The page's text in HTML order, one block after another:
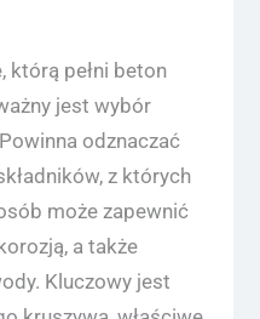
którą pełni beton
jest wybór
odznaczać
z których
może zapewnić
a także
Kluczowy jest